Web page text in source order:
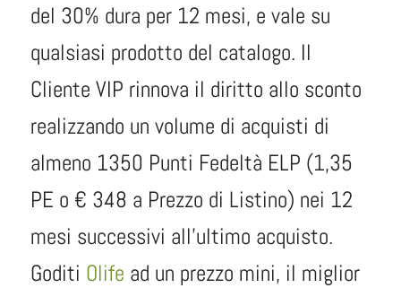
del 30% dura per 12 mesi, e vale su
qualsiasi prodotto del catalogo. Il
Cliente VIP rinnova il diritto allo sconto
realizzando un volume di acquisti di
almeno 1350 Punti Fedeltà ELP (1,35
PE o € 348 a Prezzo di Listino) nei 12
mesi successivi all’ultimo acquisto.
Goditi Olife ad un prezzo mini, il miglior